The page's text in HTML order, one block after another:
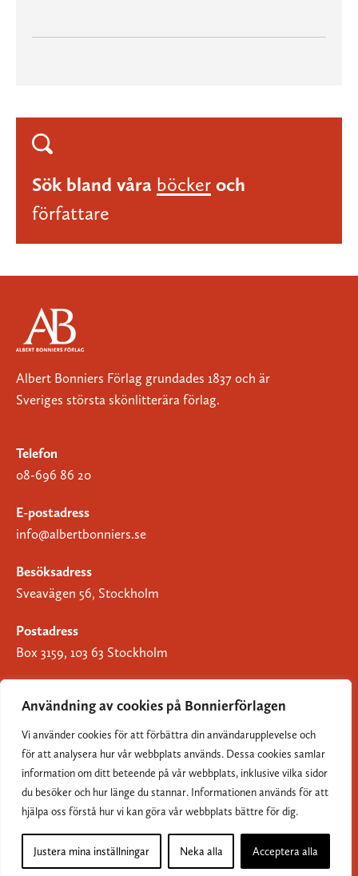
Användning av cookies på Bonnierförlagen
Vi använder cookies för att förbättra din användarupplevelse och
för att analysera hur vår webbplats används. Dessa cookies samlar
information om ditt beteende på vår webbplats, inklusive vilka sidor
du besöker och hur länge du stannar. Informationen används för att
hjälpa oss förstå hur vi kan göra vår webbplats bättre för dig.
Justera mina inställningar Neka alla Acceptera alla
Sök bland våra böcker och
författare
Albert Bonniers Förlag grundades 1837 och är
Sveriges största skönlitterära förlag.
Telefon
08-696 86 20
E-postadress
info@albertbonniers.se
Besöksadress
Sveavägen 56, Stockholm
Postadress
Box 3159, 103 63 Stockholm
Om Bonnierförlagen
Cookies
Integritetspolicy